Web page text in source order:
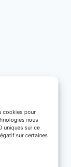
cookies pour
nous
uniques sur ce
sur certaines